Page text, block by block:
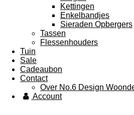
Kettingen
Enkelbandjes
Sieraden Opbergers
Tassen
Flessenhouders
Tuin
Sale
Cadeaubon
Contact
Over No.6 Design
Account